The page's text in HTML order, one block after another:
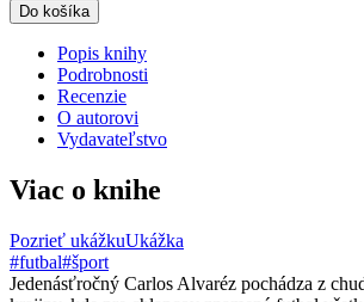
Do košíka
Popis knihy
Podrobnosti
Recenzie
O autorovi
Vydavateľstvo
Viac o knihe
Pozrieť ukážkuUkážka
#futbal#šport
Jedenásťročný Carlos Alvaréz pochádza z